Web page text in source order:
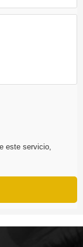
este servicio,